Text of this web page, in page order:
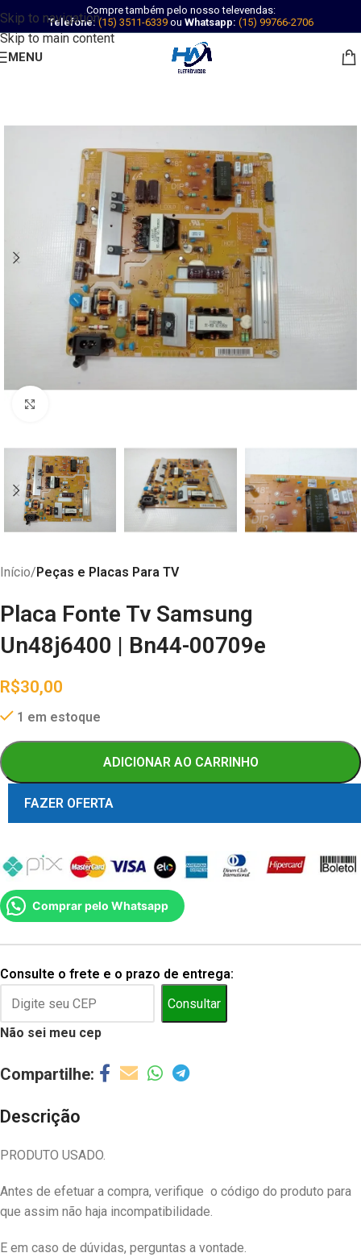
Skip to navigation
Skip to main content
Compre também pelo nosso televendas:
Telefone: (15) 3511-6339ou Whatsapp: (15) 99766-2706
MENU
Início Peças e Placas Para TV
Placa Fonte Tv Samsung
Un48j6400 | Bn44-00709e
R$30,00
1 em estoque
ADICIONAR AO CARRINHO
FAZER OFERTA
Comprar pelo Whatsapp
Consulte o frete e o prazo de entrega:
Consultar
Não sei meu cep
Descrição
PRODUTO USADO.
Antes de efetuar a compra, verifique o código do produto para
que assim não haja incompatibilidade.
E em caso de dúvidas, perguntas a vontade.